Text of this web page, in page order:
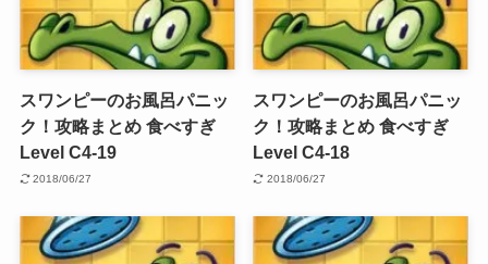
スワンピーのお風呂パニッ
ク！攻略まとめ 食べすぎ
Level C4-19
2018/06/27
スワンピーのお風呂パニッ
ク！攻略まとめ 食べすぎ
Level C4-18
2018/06/27